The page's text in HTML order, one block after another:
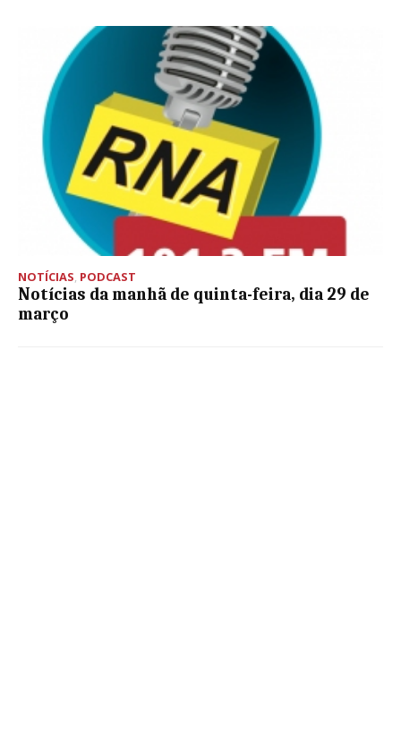
NOTÍCIAS, PODCAST
Notícias da manhã de quinta-feira, dia 29 de
março